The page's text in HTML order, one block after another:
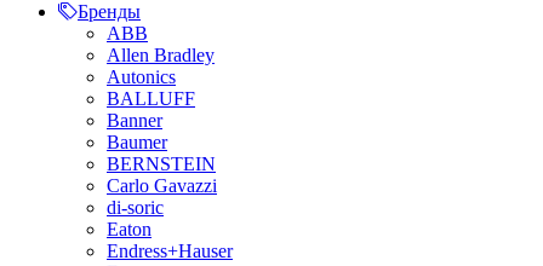
Бренды
ABB
Allen Bradley
Autonics
BALLUFF
Banner
Baumer
BERNSTEIN
Carlo Gavazzi
di-soric
Eaton
Endress+Hauser